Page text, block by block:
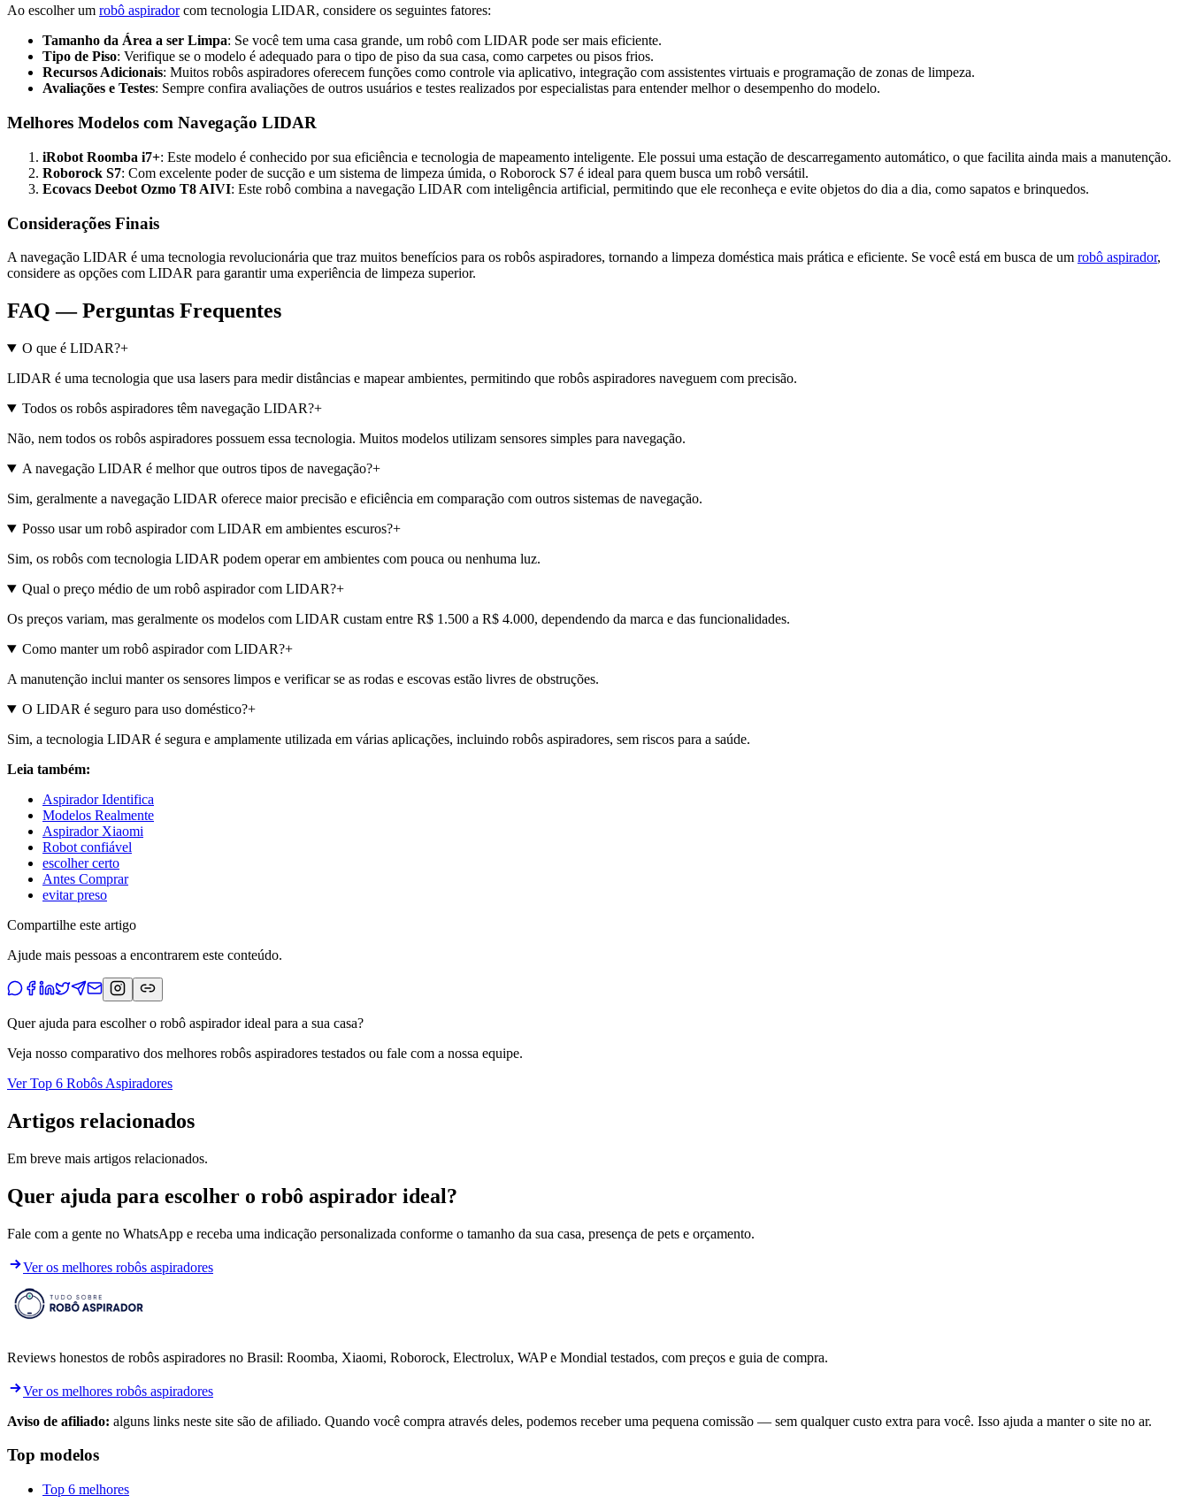
Ao escolher um robô aspiradorcom tecnologia LIDAR, considere os seguintes fatores:
Tamanho da Área a ser Limpa: Se você tem uma casa grande, um robô com LIDAR pode ser mais eficiente.
Tipo de Piso: Verifique se o modelo é adequado para o tipo de piso da sua casa, como carpetes ou pisos frios.
Recursos Adicionais: Muitos robôs aspiradores oferecem funções como controle via aplicativo, integração com assistentes virtuais e programação de zonas de limpeza.
Avaliações e Testes: Sempre confira avaliações de outros usuários e testes realizados por especialistas para entender melhor o desempenho do modelo.
Melhores Modelos com Navegação LIDAR
iRobot Roomba i7+: Este modelo é conhecido por sua eficiência e tecnologia de mapeamento inteligente. Ele possui uma estação de descarregamento automático, o que facilita ainda mais a manutenção.
Roborock S7: Com excelente poder de sucção e um sistema de limpeza úmida, o Roborock S7 é ideal para quem busca um robô versátil.
Ecovacs Deebot Ozmo T8 AIVI: Este robô combina a navegação LIDAR com inteligência artificial, permitindo que ele reconheça e evite objetos do dia a dia, como sapatos e brinquedos.
Considerações Finais
A navegação LIDAR é uma tecnologia revolucionária que traz muitos benefícios para os robôs aspiradores, tornando a limpeza doméstica mais prática e eficiente. Se você está em busca de um robô aspirador,
considere as opções com LIDAR para garantir uma experiência de limpeza superior.
FAQ — Perguntas Frequentes
O que é LIDAR?+
LIDAR é uma tecnologia que usa lasers para medir distâncias e mapear ambientes, permitindo que robôs aspiradores naveguem com precisão.
Todos os robôs aspiradores têm navegação LIDAR?+
Não, nem todos os robôs aspiradores possuem essa tecnologia. Muitos modelos utilizam sensores simples para navegação.
A navegação LIDAR é melhor que outros tipos de navegação?+
Sim, geralmente a navegação LIDAR oferece maior precisão e eficiência em comparação com outros sistemas de navegação.
Posso usar um robô aspirador com LIDAR em ambientes escuros?+
Sim, os robôs com tecnologia LIDAR podem operar em ambientes com pouca ou nenhuma luz.
Qual o preço médio de um robô aspirador com LIDAR?+
Os preços variam, mas geralmente os modelos com LIDAR custam entre R$ 1.500 a R$ 4.000, dependendo da marca e das funcionalidades.
Como manter um robô aspirador com LIDAR?+
A manutenção inclui manter os sensores limpos e verificar se as rodas e escovas estão livres de obstruções.
O LIDAR é seguro para uso doméstico?+
Sim, a tecnologia LIDAR é segura e amplamente utilizada em várias aplicações, incluindo robôs aspiradores, sem riscos para a saúde.
Leia também:
Aspirador Identifica
Modelos Realmente
Aspirador Xiaomi
Robot confiável
escolher certo
Antes Comprar
evitar preso
Compartilhe este artigo
Ajude mais pessoas a encontrarem este conteúdo.
Quer ajuda para escolher o robô aspirador ideal para a sua casa?
Veja nosso comparativo dos melhores robôs aspiradores testados ou fale com a nossa equipe.
Ver Top 6 Robôs Aspiradores
Artigos relacionados
Em breve mais artigos relacionados.
Quer ajuda para escolher o robô aspirador ideal?
Fale com a gente no WhatsApp e receba uma indicação personalizada conforme o tamanho da sua casa, presença de pets e orçamento.
Ver os melhores robôs aspiradores
Reviews honestos de robôs aspiradores no Brasil: Roomba, Xiaomi, Roborock, Electrolux, WAP e Mondial testados, com preços e guia de compra.
Ver os melhores robôs aspiradores
Aviso de afiliado: alguns links neste site são de afiliado. Quando você compra através deles, podemos receber uma pequena comissão — sem qualquer custo extra para você. Isso ajuda a manter o site no ar.
Top modelos
Top 6 melhores